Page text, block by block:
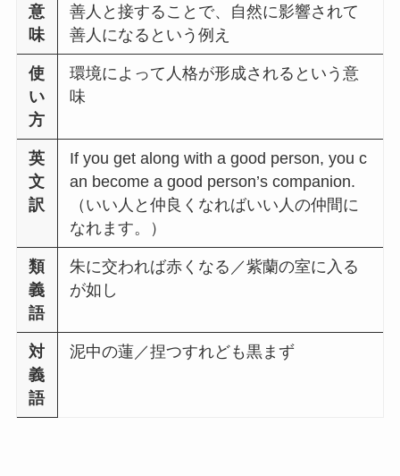
意
味
善人と接することで、自然に影響されて
善人になるという例え
使
い
方
環境によって人格が形成されるという意
味
英
文
訳
If you get along with a good person, you c
an become a good person’s companion.
（いい人と仲良くなればいい人の仲間に
なれます。）
類
義
語
朱に交われば赤くなる／紫蘭の室に入る
が如し
対
義
語
泥中の蓮／捏つすれども黒まず